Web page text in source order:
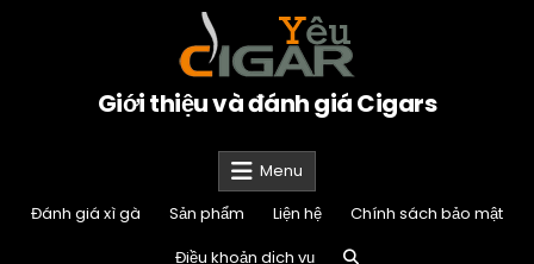
Giới thiệu và đánh giá Cigars
Menu
Đánh giá xì gà
Sản phẩm Liện hệ
Chính sách bảo mật
Điều khoản dịch vụ